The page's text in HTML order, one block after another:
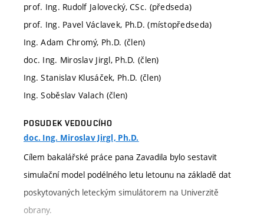
prof. Ing. Rudolf Jalovecký, CSc. (předseda)
prof. Ing. Pavel Václavek, Ph.D. (místopředseda)
Ing. Adam Chromý, Ph.D. (člen)
doc. Ing. Miroslav Jirgl, Ph.D. (člen)
Ing. Stanislav Klusáček, Ph.D. (člen)
Ing. Soběslav Valach (člen)
POSUDEK VEDOUCÍHO
doc. Ing. Miroslav Jirgl, Ph.D.
Cílem bakalářské práce pana Zavadila bylo sestavit
simulační model podélného letu letounu na základě dat
poskytovaných leteckým simulátorem na Univerzitě
obrany.